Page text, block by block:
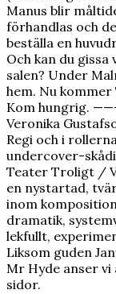
Manus blir
förhandlas och
beställa en
Och kan du
salen? Under
hem. Nu kommer
Kom hungrig.
Veronika
Regi och i
undercover-
Teater Troligt /
en nystartad,
inom
dramatik,
lekfullt,
Liksom guden
Mr Hyde anser
sidor.